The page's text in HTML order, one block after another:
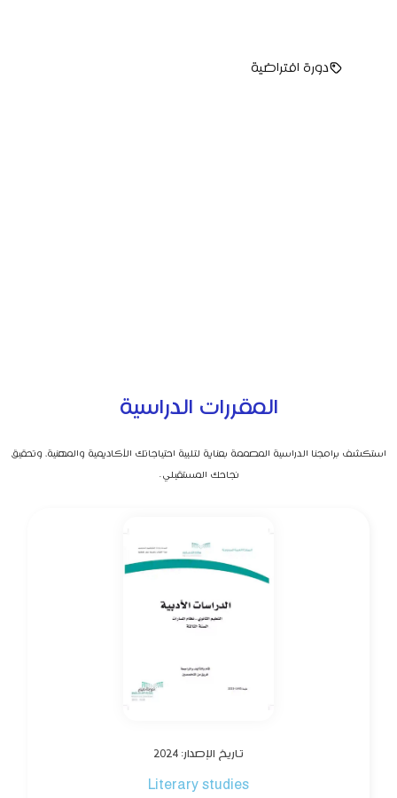
دورة افتراضية
المقررات الدراسية
استكشف برامجنا الدراسية المصممة بعناية لتلبية احتياجاتك الأكاديمية والمهنية، وتحقيق
نجاحك المستقبلي.
تاريخ الإصدار: 2024
Literary studies